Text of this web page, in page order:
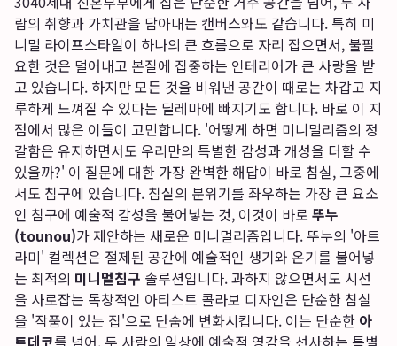
람의 취향과 가치관을 담아내는 캔버스와도 같습니다. 특히 미
니멀 라이프스타일이 하나의 큰 흐름으로 자리 잡으면서, 불필
요한 것은 덜어내고 본질에 집중하는 인테리어가 큰 사랑을 받
고 있습니다. 하지만 모든 것을 비워낸 공간이 때로는 차갑고 지
루하게 느껴질 수 있다는 딜레마에 빠지기도 합니다. 바로 이 지
점에서 많은 이들이 고민합니다. '어떻게 하면 미니멀리즘의 정
갈함은 유지하면서도 우리만의 특별한 감성과 개성을 더할 수
있을까?' 이 질문에 대한 가장 완벽한 해답이 바로 침실, 그중에
서도 침구에 있습니다. 침실의 분위기를 좌우하는 가장 큰 요소
인 침구에 예술적 감성을 불어넣는 것, 이것이 바로 뚜누
(tounou)가 제안하는 새로운 미니멀리즘입니다. 뚜누의 '아트
라미' 컬렉션은 절제된 공간에 예술적인 생기와 온기를 불어넣
는 최적의 미니멀침구 솔루션입니다. 과하지 않으면서도 시선
을 사로잡는 독창적인 아티스트 콜라보 디자인은 단순한 침실
을 '작품이 있는 집'으로 단숨에 변화시킵니다. 이는 단순한 아
트데코를 넘어, 두 사람의 일상에 예술적 영감을 선사하는 특별